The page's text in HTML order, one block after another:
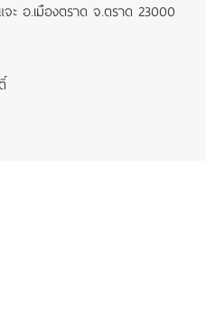
จะ อ.เมืองตราด จ.ตราด 23000